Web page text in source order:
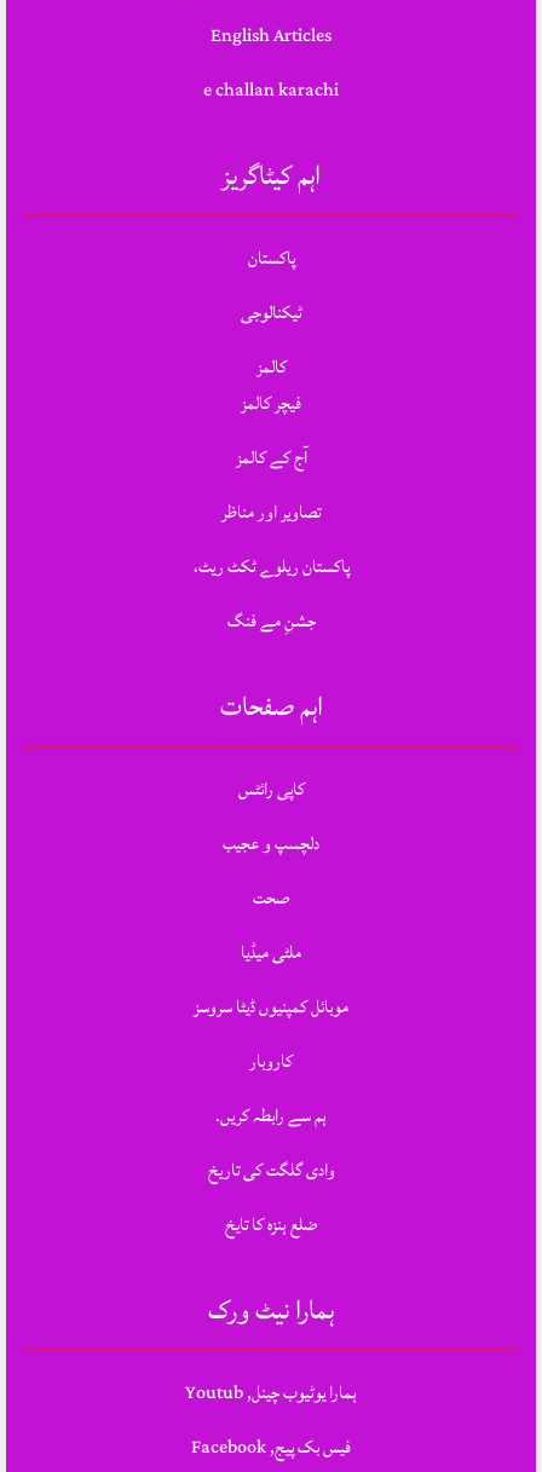
English Articles
e challan karachi
اہم کیٹاگریز
پاکستان
ٹیکنالوجی
کالمز
فیچر کالمز
آج کے کالمز
تصاویر اور مناظر
پاکستان ریلوے ٹکٹ ریٹ،
جشنِ مے فنگ
اہم صفحات
کاپی رائٹس
دلچسپ و عجیب
صحت
ملٹی میڈیا
موبائل کمپنیوں ڈیٹا سروسز
کاروبار
ہم سے رابطہ کریں.
وادی گلگت کی تاریخ
ضلع ہنزہ کا تایخ
ہمارا نیٹ ورک
ہمارا یوٹیوب چینل, Youtub
فیس بک پیج, Facebook